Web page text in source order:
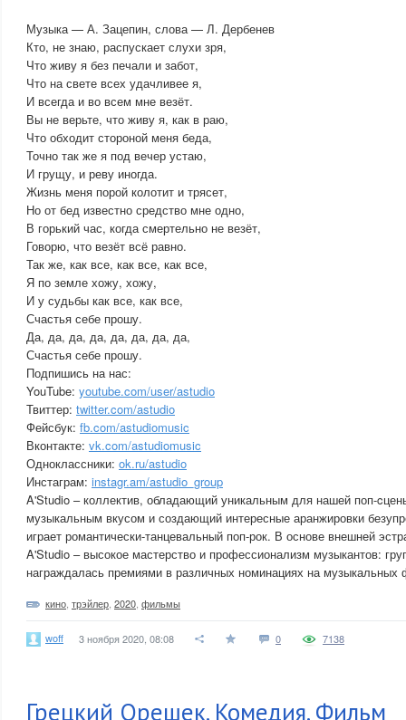
Музыка — А. Зацепин, слова — Л. Дербенев
Кто, не знаю, распускает слухи зря,
Что живу я без печали и забот,
Что на свете всех удачливее я,
И всегда и во всем мне везёт.
Вы не верьте, что живу я, как в раю,
Что обходит стороной меня беда,
Точно так же я под вечер устаю,
И грущу, и реву иногда.
Жизнь меня порой колотит и трясет,
Но от бед известно средство мне одно,
В горький час, когда смертельно не везёт,
Говорю, что везёт всё равно.
Так же, как все, как все, как все,
Я по земле хожу, хожу,
И у судьбы как все, как все,
Счастья себе прошу.
Да, да, да, да, да, да, да, да,
Счастья себе прошу.
Подпишись на нас:
YouTube: youtube.com/user/astudio
Твиттер: twitter.com/astudio
Фейсбук: fb.com/astudiomusic
Вконтакте: vk.com/astudiomusic
Одноклассники: ok.ru/astudio
Инстаграм: instagr.am/astudio_group
A'Studio – коллектив, обладающий уникальным для нашей поп-
музыкальным вкусом и создающий интересные аранжировки
играет романтически-танцевальный поп-рок. В основе внешней
A'Studio – высокое мастерство и профессионализм музыкантов:
награждалась премиями в различных номинациях на музыкальных
кино трэйлер 2020 фильмы
woff 3 ноября 2020, 08:08 0 7138
Грецкий Орешек. Комедия. Фильм